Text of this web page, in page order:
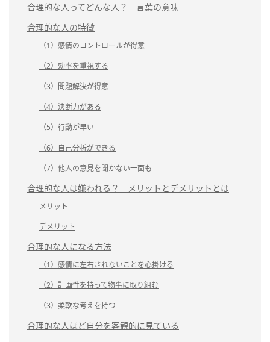
合理的な人ってどんな人？ 言葉の意味
合理的な人の特徴
（1）感情のコントロールが得意
（2）効率を重視する
（3）問題解決が得意
（4）決断力がある
（5）行動が早い
（6）自己分析ができる
（7）他人の意見を聞かない一面も
合理的な人は嫌われる？ メリットとデメリットとは
メリット
デメリット
合理的な人になる方法
（1）感情に左右されないことを心掛ける
（2）計画性を持って物事に取り組む
（3）柔軟な考えを持つ
合理的な人ほど自分を客観的に見ている